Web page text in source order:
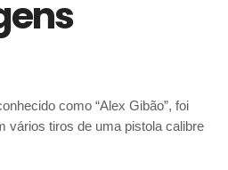
como “Alex Gibão”, foi
vários tiros de uma pistola calibre